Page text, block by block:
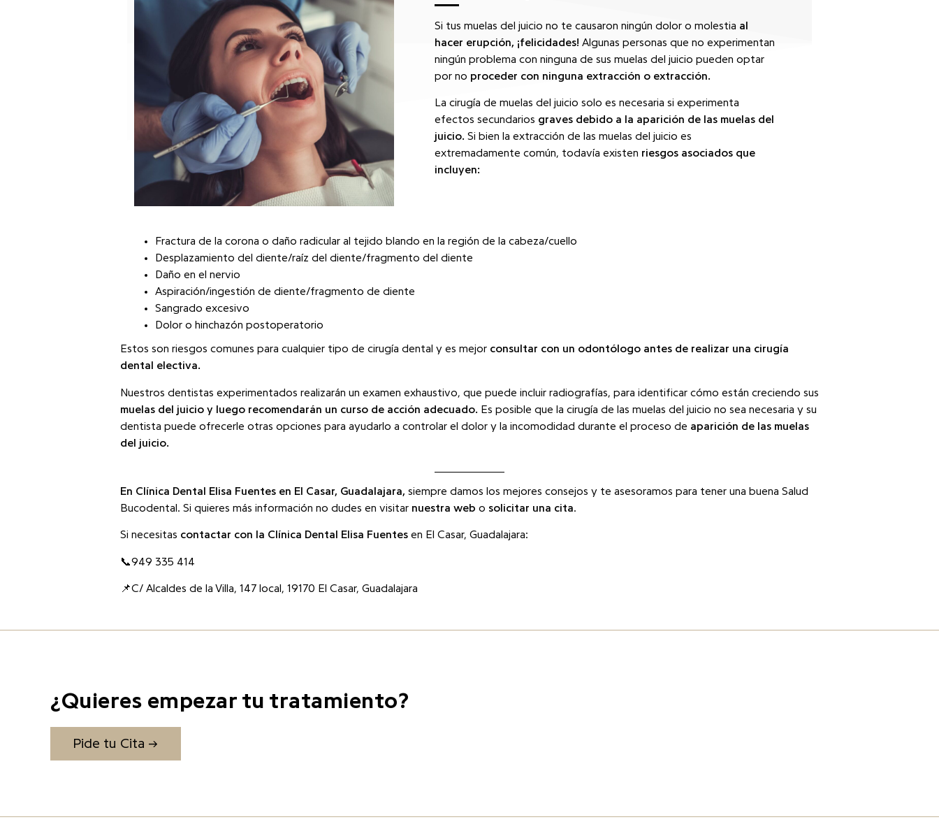
Si tus muelas del juicio no te causaron ningún dolor o molestia al
hacer erupción, ¡felicidades! Algunas personas que no experimentan
ningún problema con ninguna de sus muelas del juicio pueden optar
por no proceder con ninguna extracción o extracción.
La cirugía de muelas del juicio solo es necesaria si experimenta
efectos secundarios graves debido a la aparición de las muelas del
juicio. Si bien la extracción de las muelas del juicio es
extremadamente común, todavía existen riesgos asociados que
incluyen:
Fractura de la corona o daño radicular al tejido blando en la región de la cabeza/cuello
Desplazamiento del diente/raíz del diente/fragmento del diente
Daño en el nervio
Aspiración/ingestión de diente/fragmento de diente
Sangrado excesivo
Dolor o hinchazón postoperatorio
Estos son riesgos comunes para cualquier tipo de cirugía dental y es mejor consultar con un odontólogo antes de realizar una cirugía
dental electiva.
Nuestros dentistas experimentados realizarán un examen exhaustivo, que puede incluir radiografías, para identificar cómo están creciendo sus
muelas del juicio y luego recomendarán un curso de acción adecuado. Es posible que la cirugía de las muelas del juicio no sea necesaria y su
dentista puede ofrecerle otras opciones para ayudarlo a controlar el dolor y la incomodidad durante el proceso de aparición de las muelas
del juicio.
En Clínica Dental Elisa Fuentes en El Casar, Guadalajara, siempre damos los mejores consejos y te asesoramos para tener una buena Salud
Bucodental. Si quieres más información no dudes en visitar nuestra web o solicitar una cita.
Si necesitas contactar con la Clínica Dental Elisa Fuentes en El Casar, Guadalajara:
📞949 335 414
📌C/ Alcaldes de la Villa, 147 local, 19170 El Casar, Guadalajara
¿Quieres empezar tu tratamiento?
Pide tu Cita →